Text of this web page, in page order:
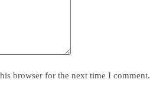
browser for the next time I comment.